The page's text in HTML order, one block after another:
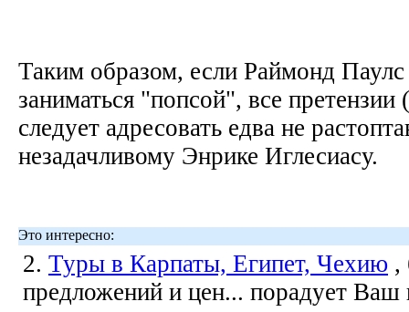
Таким образом, если Раймонд
заниматься "попсой", все претензии
следует адресовать едва не
незадачливому Энрике Иглесиасу.
Это интересно:
2. Туры в Карпаты, Египет, Чехию ,
предложений и цен... порадует Ваш